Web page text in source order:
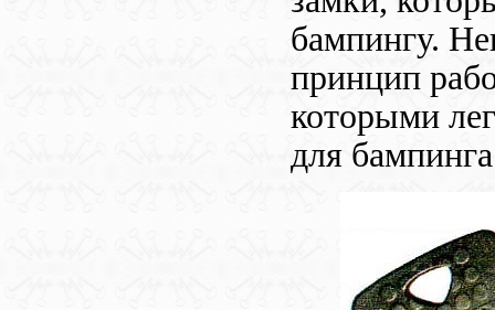
бампингу.
принцип
которыми
для